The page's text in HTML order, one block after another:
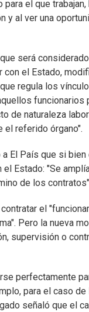
el que
al ver una
será
el Estado,
regula los
de naturaleza
el referido órgano".
El País que si
Estado: "Se
de los
el
Pero la nueva
supervisión o
perfectamente
para el caso
señaló que el